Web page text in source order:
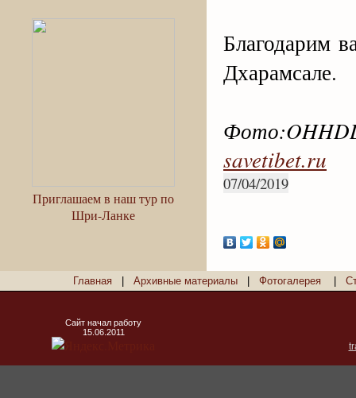
Приглашаем в наш тур по
Шри-Ланке
Благодарим
Дхарамсале.
savetibet.ru
07/04/2019
Главная Архивные материалы Фотогалерея
Сайт начал работу
15.06.2011